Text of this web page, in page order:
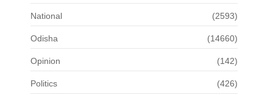
National (2593)
Odisha (14660)
Opinion (142)
Politics (426)